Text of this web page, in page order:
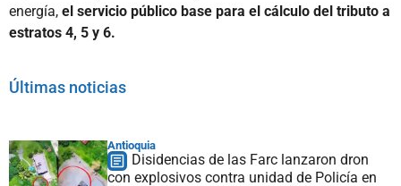
energía, el servicio público base para el cálculo del tributo a
estratos 4, 5 y 6.
Últimas noticias
Antioquia
Disidencias de las Farc lanzaron dron
con explosivos contra unidad de Policía en